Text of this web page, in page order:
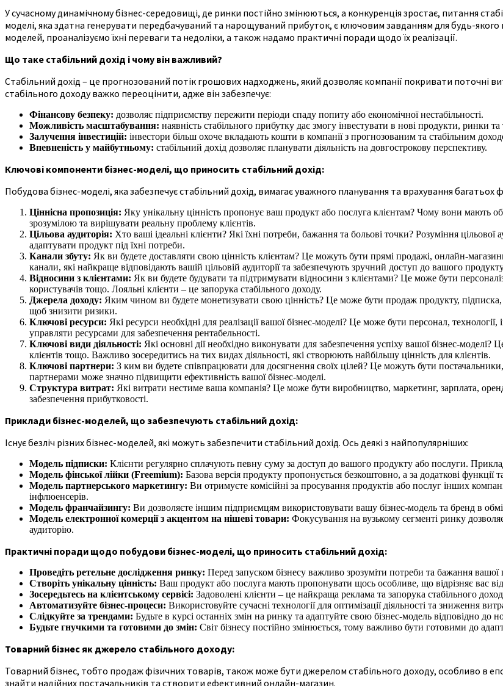
У сучасному динамічному бізнес-середовищі, де ринки постійно змінюються, а конкуренція зростає, питання
моделі, яка здатна генерувати передбачуваний та нарощуваний прибуток, є ключовим завданням для будь-якого
моделей, проаналізуємо їхні переваги та недоліки, а також надамо практичні поради щодо їх реалізації.
Що таке стабільний дохід і чому він важливий?
Стабільний дохід – це прогнозований потік грошових надходжень, який дозволяє компанії покривати поточні
стабільного доходу важко переоцінити, адже він забезпечує:
Фінансову безпеку: дозволяє підприємству пережити періоди спаду попиту або економічної нестабільності.
Можливість масштабування: наявність стабільного прибутку дає змогу інвестувати в нові продукти, ринки та
Залучення інвестицій: інвестори більш охоче вкладають кошти в компанії з прогнозованим та стабільним
Впевненість у майбутньому: стабільний дохід дозволяє планувати діяльність на довгострокову перспективу.
Ключові компоненти бізнес-моделі, що приносить стабільний дохід:
Побудова бізнес-моделі, яка забезпечує стабільний дохід, вимагає уважного планування та врахування багатьох
Ціннісна пропозиція: Яку унікальну цінність пропонує ваш продукт або послуга клієнтам? Чому вони мають
зрозумілою та вирішувати реальну проблему клієнтів.
Цільова аудиторія: Хто ваші ідеальні клієнти? Які їхні потреби, бажання та больові точки? Розуміння
адаптувати продукт під їхні потреби.
Канали збуту: Як ви будете доставляти свою цінність клієнтам? Це можуть бути прямі продажі, онлайн-
канали, які найкраще відповідають вашій цільовій аудиторії та забезпечують зручний доступ до вашого
Відносини з клієнтами: Як ви будете будувати та підтримувати відносини з клієнтами? Це може бути
користувачів тощо. Лояльні клієнти – це запорука стабільного доходу.
Джерела доходу: Яким чином ви будете монетизувати свою цінність? Це може бути продаж продукту,
щоб знизити ризики.
Ключові ресурси: Які ресурси необхідні для реалізації вашої бізнес-моделі? Це може бути персонал,
управляти ресурсами для забезпечення рентабельності.
Ключові види діяльності: Які основні дії необхідно виконувати для забезпечення успіху вашої бізнес-
клієнтів тощо. Важливо зосередитись на тих видах діяльності, які створюють найбільшу цінність для клієнтів.
Ключові партнери: З ким ви будете співпрацювати для досягнення своїх цілей? Це можуть бути
партнерами може значно підвищити ефективність вашої бізнес-моделі.
Структура витрат: Які витрати нестиме ваша компанія? Це може бути виробництво, маркетинг, зарплата,
забезпечення прибутковості.
Приклади бізнес-моделей, що забезпечують стабільний дохід:
Існує безліч різних бізнес-моделей, які можуть забезпечити стабільний дохід. Ось деякі з найпопулярніших:
Модель підписки: Клієнти регулярно сплачують певну суму за доступ до вашого продукту або послуги.
Модель фінської лійки (Freemium): Базова версія продукту пропонується безкоштовно, а за додаткові
Модель партнерського маркетингу: Ви отримуєте комісійні за просування продуктів або послуг інших
інфлюенсерів.
Модель франчайзингу: Ви дозволяєте іншим підприємцям використовувати вашу бізнес-модель та бренд в
Модель електронної комерції з акцентом на нішеві товари: Фокусування на вузькому сегменті ринку
аудиторію.
Практичні поради щодо побудови бізнес-моделі, що приносить стабільний дохід:
Проведіть ретельне дослідження ринку: Перед запуском бізнесу важливо зрозуміти потреби та бажання вашої
Створіть унікальну цінність: Ваш продукт або послуга мають пропонувати щось особливе, що відрізняє вас
Зосередьтесь на клієнтському сервісі: Задоволені клієнти – це найкраща реклама та запорука стабільного
Автоматизуйте бізнес-процеси: Використовуйте сучасні технології для оптимізації діяльності та зниження
Слідкуйте за трендами: Будьте в курсі останніх змін на ринку та адаптуйте свою бізнес-модель відповідно до
Будьте гнучкими та готовими до змін: Світ бізнесу постійно змінюється, тому важливо бути готовими до
Товарний бізнес як джерело стабільного доходу:
Товарний бізнес, тобто продаж фізичних товарів, також може бути джерелом стабільного доходу, особливо в
знайти надійних постачальників та створити ефективний онлайн-магазин.